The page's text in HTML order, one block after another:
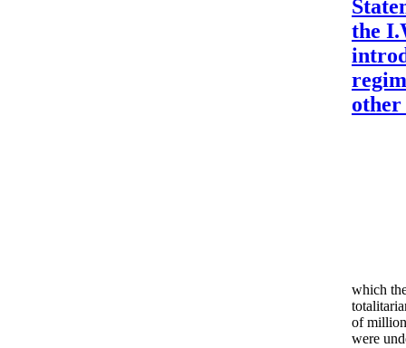
the
other
which
of
were